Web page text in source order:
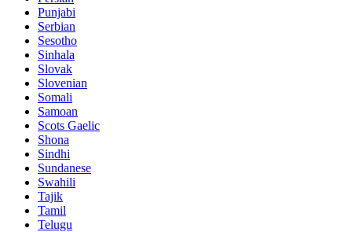
Punjabi
Serbian
Sesotho
Sinhala
Slovak
Slovenian
Somali
Samoan
Scots Gaelic
Shona
Sindhi
Sundanese
Swahili
Tajik
Tamil
Telugu